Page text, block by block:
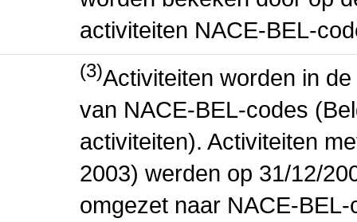
activiteiten NACE-BEL-
(3)Activiteiten worden in
van NACE-BEL-codes
activiteiten). Activiteiten
2003) werden op 31/12/
omgezet naar NACE-